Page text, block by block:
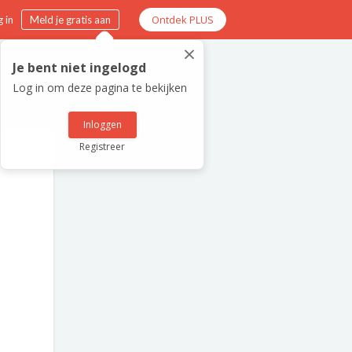
in Meld je gratis aan Ontdek PLUS
×
Je bent niet ingelogd
Log in om deze pagina te bekijken
Inloggen
Registreer